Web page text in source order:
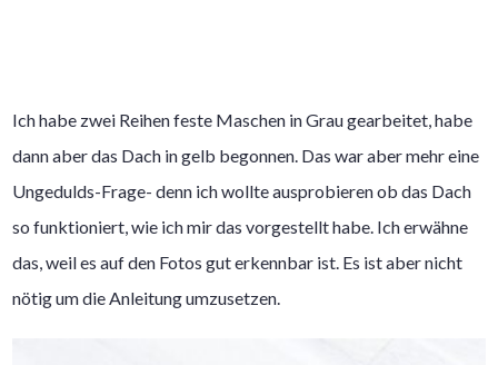
Ich habe zwei Reihen feste Maschen in Grau gearbeitet, habe
dann aber das Dach in gelb begonnen. Das war aber mehr eine
Ungedulds-Frage- denn ich wollte ausprobieren ob das Dach
so funktioniert, wie ich mir das vorgestellt habe. Ich erwähne
das, weil es auf den Fotos gut erkennbar ist. Es ist aber nicht
nötig um die Anleitung umzusetzen.